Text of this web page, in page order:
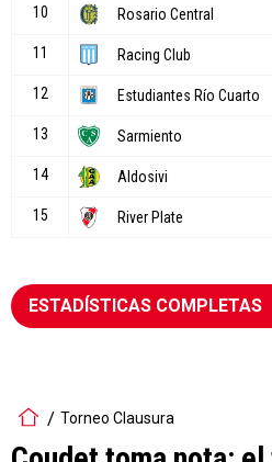
ESTADÍSTICAS COMPLETAS
Torneo Clausura